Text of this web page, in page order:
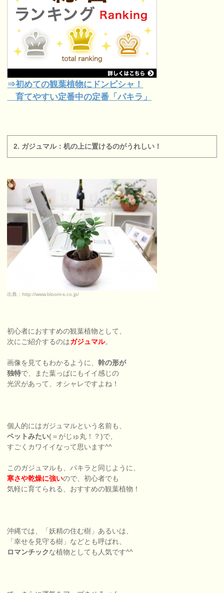
⇒初めての観葉植物にドンピシャ！
育てやすい定番中の定番「パキラ」
2. ガジュマル：机の上に置けるのがうれしい！
出典：http://www.bloom-s.co.jp/
初心者におすすめの観葉植物として、
次にご紹介するのはガジュマル。
画像を見てもわかるように、幹の形が
独特で、また葉っぱにもイイ感じの
光沢があって、オシャレですよね！
個人的にはガジュマルという名前も、
ペットみたい(＝がじゅ丸！？)で、
すごくカワイイなって思います^^
このガジュマルも、パキラと同じように、
寒さや乾燥に強いので、初心者でも
気軽に育てられる、おすすめの観葉植物！
沖縄では、「妖精の住む樹」あるいは、
「幸せを見守る樹」などとも呼ばれ、
ロマンチックな植物としても人気です^^